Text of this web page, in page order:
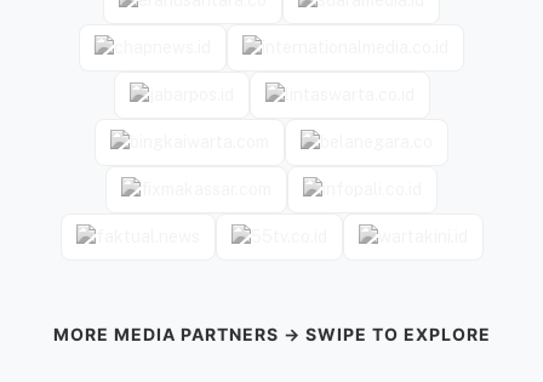
MORE MEDIA PARTNERS → SWIPE TO EXPLORE